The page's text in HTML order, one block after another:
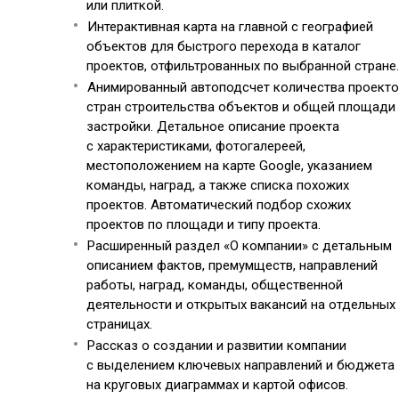
или плиткой.
Интерактивная карта на главной с географией
объектов для быстрого перехода в каталог
проектов, отфильтрованных по выбранной стране.
Анимированный автоподсчет количества
стран строительства объектов и общей площади
застройки. Детальное описание проекта
с характеристиками, фотогалереей,
местоположением на карте Google, указанием
команды, наград, а также списка похожих
проектов. Автоматический подбор схожих
проектов по площади и типу проекта.
Расширенный раздел «О компании» с детальным
описанием фактов, премумществ, направлений
работы, наград, команды, общественной
деятельности и открытых вакансий на отдельных
страницах.
Рассказ о создании и развитии компании
с выделением ключевых направлений и бюджета
на круговых диаграммах и картой офисов.